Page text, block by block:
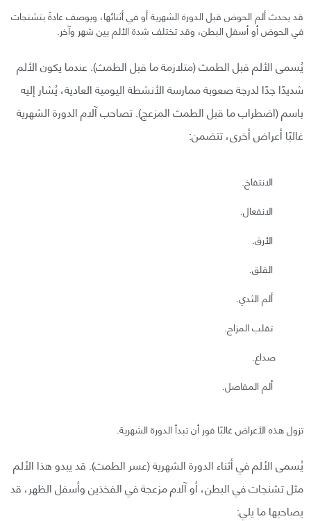
قد يحدث ألم الحوض قبل الدورة الشهرية أو في أثنائها، ويوصف عادةً بتشنجات
في الحوض أو أسفل البطن، وقد تختلف شدة الألم بين شهر وآخر.
يُسمى الألم قبل الطمث (متلازمة ما قبل الطمث). عندما يكون الألم
شديدًا جدًا لدرجة صعوبة ممارسة الأنشطة اليومية العادية، يُشار إليه
باسم (اضطراب ما قبل الطمث المزعج). تصاحب آلام الدورة الشهرية
غالبًا أعراض أخرى، تتضمن:
الانتفاخ.
الانفعال.
الأرق.
القلق.
ألم الثدي.
تقلب المزاج.
صداع.
ألم المفاصل.
تزول هذه الأعراض غالبًا فور أن تبدأ الدورة الشهرية.
يُسمى الألم في أثناء الدورة الشهرية (عسر الطمث). قد يبدو هذا الألم
مثل تشنجات في البطن، أو آلام مزعجة في الفخذين وأسفل الظهر، قد
يصاحبها ما يلي: